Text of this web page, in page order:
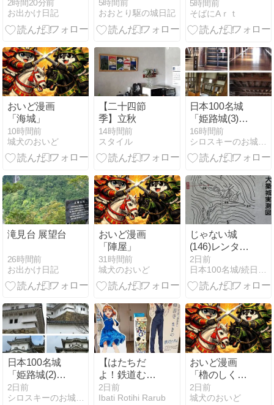
2時間20分前
お出かけ日記
5時間前
おおとり駆の城日記
有隣」埼玉県
秩父郡長瀞町
5時間前
そばにAｒｔ
おいど漫画
「海城」
10時間前
城犬のおいど
【二十四節
季】立秋
14時間前
スタイル
日本100名城
「姫路城(3)」
－当時のまま
の姿を堪能で
きる大・小天
の内部
16時間前
シロスキーのお城紀行
滝見台 展望台
26時間前
お出かけ日記
おいど漫画
「陣屋」
31時間前
城犬のおいど
じゃない城
(146)レンタサ
イクルで行く
大築城
2日前
日本100名城/続日本100名城達成の旅
日本100名城
「姫路城(2)」
－水の曲輪か
ら天守群まで
2日前
シロスキーのお城紀行
【はたちだ
よ！鉄道むす
め巡り】⑧伊
豆箱根鉄道・
2日前
Ibati Rotihi Rarub
おいど漫画
「櫓のしく
み」
2日前
城犬のおいど